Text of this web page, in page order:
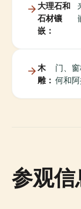
大理石和
石材镶
嵌：
木
雕：
门、
何和阿
参观信